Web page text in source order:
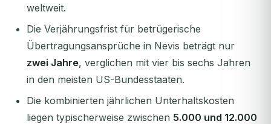
weltweit.
Die Verjährungsfrist für betrügerische
Übertragungsansprüche in Nevis beträgt nur
zwei Jahre, verglichen mit vier bis sechs Jahren
in den meisten US-Bundesstaaten.
Die kombinierten jährlichen Unterhaltskosten
liegen typischerweise zwischen 5.000 und 12.000